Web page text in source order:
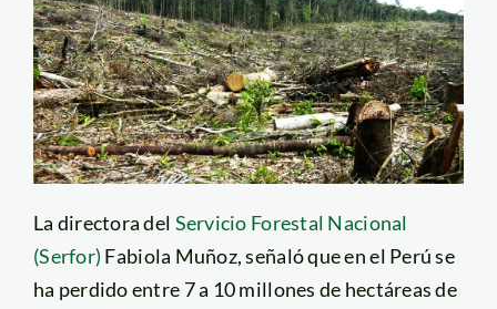
La directora del Servicio Forestal Nacional
(Serfor) Fabiola Muñoz, señaló que en el Perú se
ha perdido entre 7 a 10 millones de hectáreas de